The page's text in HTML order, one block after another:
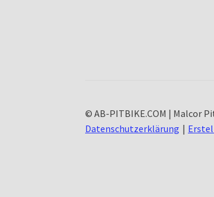
© AB-PITBIKE.COM | Malcor
Datenschutzerklärung